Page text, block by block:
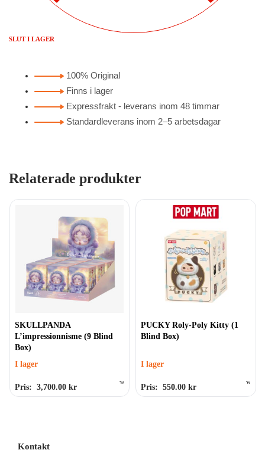
SLUT I LAGER
100% Original
Finns i lager
Expressfrakt - leverans inom 48 timmar
Standardleverans inom 2–5 arbetsdagar
Relaterade produkter
SKULLPANDA
L’impressionnisme (9 Blind
Box)
I lager
Betygsatt 0av 5
Pris: 3,700.00 kr
PUCKY Roly-Poly Kitty (1
Blind Box)
I lager
Betygsatt0av 5
Pris: 550.00 kr
Kontakt